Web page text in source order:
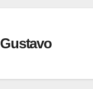
Gustavo